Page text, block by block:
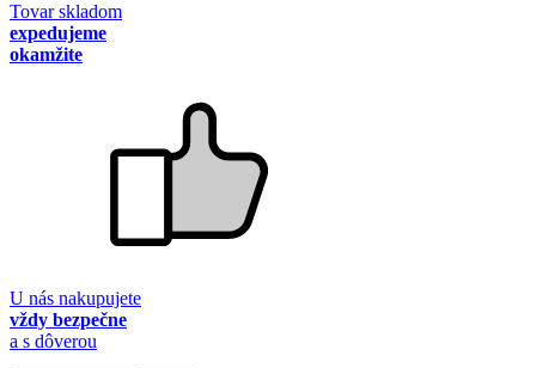
Tovar skladom
expedujeme
okamžite
U nás nakupujete
vždy bezpečne
a s dôverou